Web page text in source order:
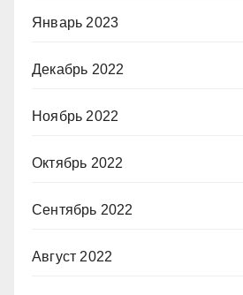
Январь 2023
Декабрь 2022
Ноябрь 2022
Октябрь 2022
Сентябрь 2022
Август 2022